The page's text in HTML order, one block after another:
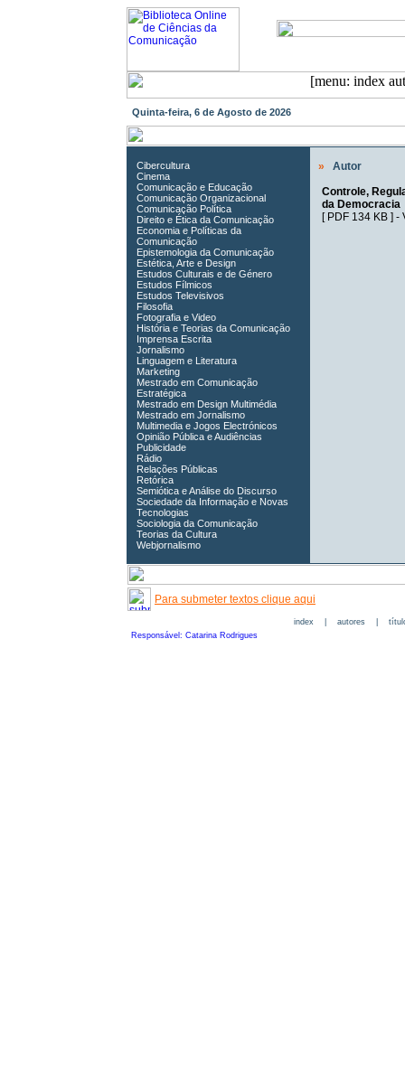
Quinta-feira, 6 de Agosto de 2026
Cibercultura
Cinema
Comunicação e Educação
Comunicação Organizacional
Comunicação Política
Direito e Ética da Comunicação
Economia e Políticas da
Comunicação
Epistemologia da Comunicação
Estética, Arte e Design
Estudos Culturais e de Género
Estudos Fílmicos
Estudos Televisivos
Filosofia
Fotografia e Video
História e Teorias da Comunicação
Imprensa Escrita
Jornalismo
Linguagem e Literatura
Marketing
Mestrado em Comunicação
Estratégica
Mestrado em Design Multimédia
Mestrado em Jornalismo
Multimedia e Jogos Electrónicos
Opinião Pública e Audiências
Publicidade
Rádio
Relações Públicas
Retórica
Semiótica e Análise do Discurso
Sociedade da Informação e Novas
Tecnologias
Sociologia da Comunicação
Teorias da Cultura
Webjornalismo
»
Autor
Controle,
da Democracia
[ PDF 134 KB] -
Para submeter textos clique aqui
index| autores|